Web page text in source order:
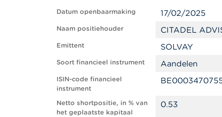
Datum openbaarmaking 17/02/2025
Naam positiehouder CITADEL
Emittent SOLVAY
Soort financieel instrument Aandelen
ISIN-code financieel
instrument
Netto shortpositie, in % van
het geplaatste kapitaal
0.53